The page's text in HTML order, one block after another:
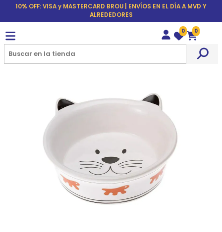
10% OFF: VISA y MASTERCARD BROU | ENVÍOS EN EL DÍA A MVD Y
ALREDEDORES
Wishlist
0
Carrito
0